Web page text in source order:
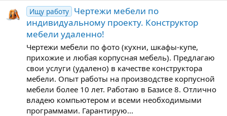
Ищу работу Чертежи мебели по
индивидуальному проекту. Конструктор
мебели удаленно!
Чертежи мебели по фото (кухни, шкафы-купе,
прихожие и любая корпусная мебель). Предлагаю
свои услуги (удалено) в качестве конструктора
мебели. Опыт работы на производстве корпусной
мебели более 10 лет. Работаю в Базисе 8. Отлично
владею компьютером и всеми необходимыми
программами. Гарантирую...